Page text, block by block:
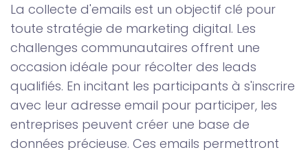
La collecte d'emails est un objectif clé pour
toute stratégie de marketing digital. Les
challenges communautaires offrent une
occasion idéale pour récolter des leads
qualifiés. En incitant les participants à s'inscrire
avec leur adresse email pour participer, les
entreprises peuvent créer une base de
données précieuse. Ces emails permettront